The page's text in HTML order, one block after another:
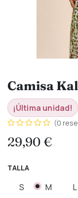
Camisa
¡Última unidad!
(0
29,90€
TALLA
S M L